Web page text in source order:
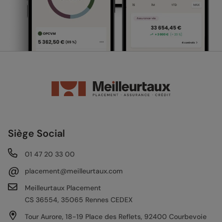
Siège Social
01 47 20 33 00
@
placement@meilleurtaux.com
Meilleurtaux Placement
CS 36554, 35065 Rennes CEDEX
Tour Aurore, 18-19 Place des Reflets, 92400 Courbevoie